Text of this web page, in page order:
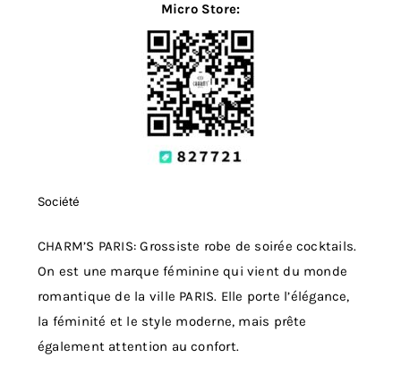
Micro Store:
Société
CHARM’S PARIS: Grossiste robe de soirée cocktails.
On est une marque féminine qui vient du monde
romantique de la ville PARIS. Elle porte l’élégance,
la féminité et le style moderne, mais prête
également attention au confort.